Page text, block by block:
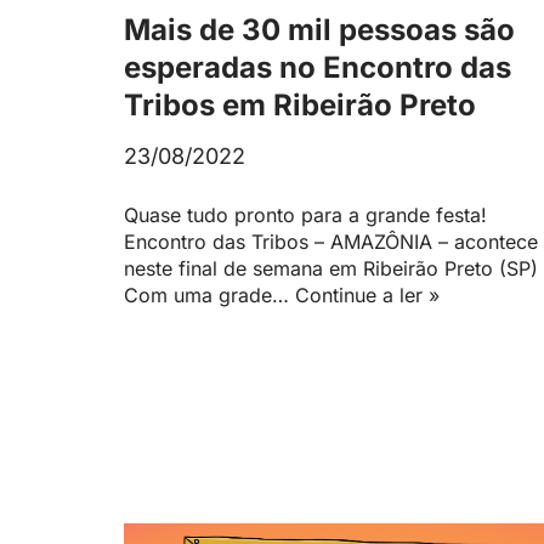
Mais de 30 mil pessoas são
esperadas no Encontro das
Tribos em Ribeirão Preto
23/08/2022
Quase tudo pronto para a grande festa!
Encontro das Tribos – AMAZÔNIA – acontece
neste final de semana em Ribeirão Preto (SP)
Com uma grade… Continue a ler »